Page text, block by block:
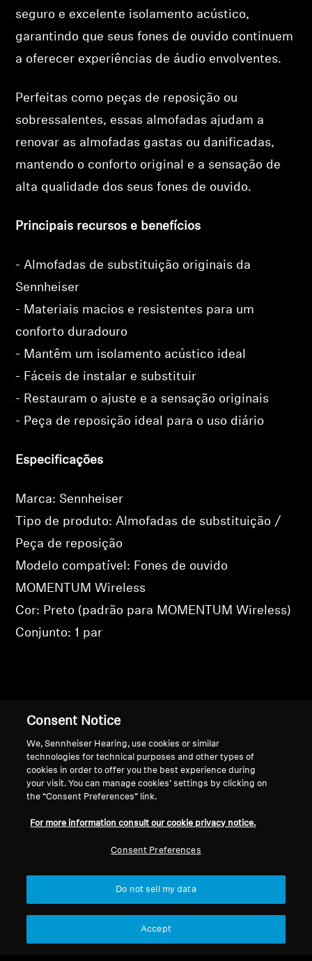
seguro e excelente isolamento acústico,
garantindo que seus fones de ouvido continuem
a oferecer experiências de áudio envolventes.
Perfeitas como peças de reposição ou
sobressalentes, essas almofadas ajudam a
renovar as almofadas gastas ou danificadas,
mantendo o conforto original e a sensação de
alta qualidade dos seus fones de ouvido.
Principais recursos e benefícios
- Almofadas de substituição originais da
Sennheiser
- Materiais macios e resistentes para um
conforto duradouro
- Mantêm um isolamento acústico ideal
- Fáceis de instalar e substituir
- Restauram o ajuste e a sensação originais
- Peça de reposição ideal para o uso diário
Especificações
Marca: Sennheiser
Tipo de produto: Almofadas de substituição /
Peça de reposição
Modelo compatível: Fones de ouvido
MOMENTUM Wireless
Cor: Preto (padrão para MOMENTUM Wireless)
Conjunto: 1 par
Suporte País/Região
Aviso Legal
Política de Privacidade Global
Vendas Online a Consumidores
Coordenada de Vulnerabilidades
Sobre nós
Consent Notice
We, Sennheiser Hearing, use cookies or similar
technologies for technical purposes and other types of
cookies in order to offer you the best experience during
your visit. You can manage cookies’ settings by clicking on
the “Consent Preferences” link.
For more information consult our cookie privacy notice.
Consent Preferences
Do not sell my data
Accept